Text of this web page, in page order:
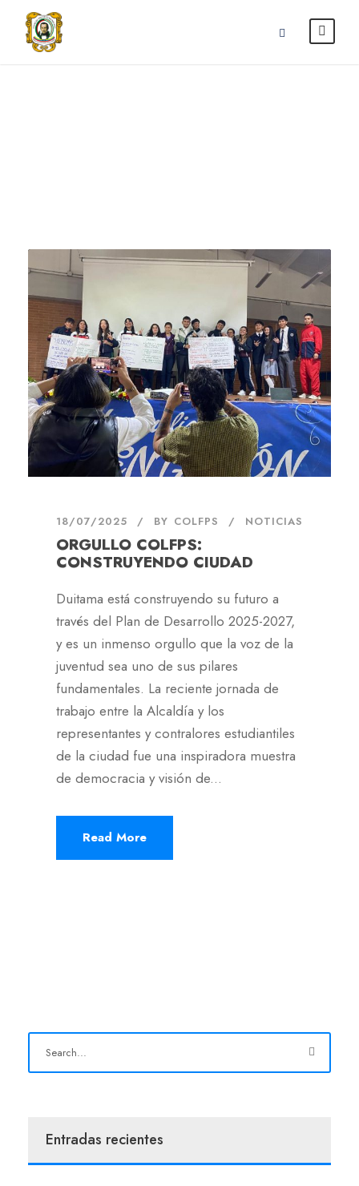
18/07/2025 BY COLFPS NOTICIAS
ORGULLO COLFPS:
CONSTRUYENDO CIUDAD
Duitama está construyendo su futuro a
través del Plan de Desarrollo 2025-2027,
y es un inmenso orgullo que la voz de la
juventud sea uno de sus pilares
fundamentales. La reciente jornada de
trabajo entre la Alcaldía y los
representantes y contralores estudiantiles
de la ciudad fue una inspiradora muestra
de democracia y visión de...
Read More
Entradas recientes